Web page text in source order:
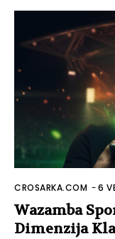
CROSARKA.COM -6
Wazamba
Dimenzija